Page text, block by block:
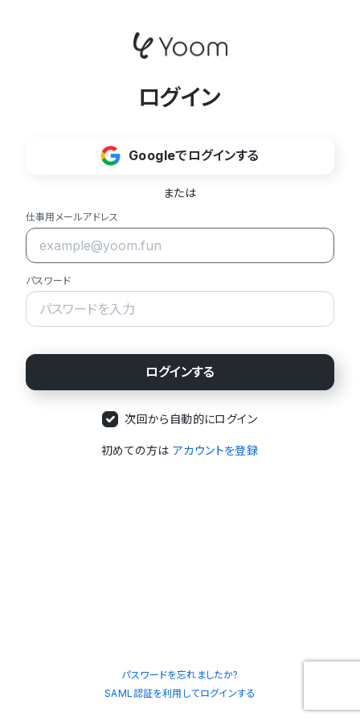
ログイン
Googleでログインする
または
仕事用メールアドレス
パスワード
次回から自動的にログイン
初めての方は アカウントを登録
パスワードを忘れましたか?
SAML認証を利用してログインする